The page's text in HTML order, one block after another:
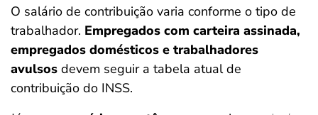
O salário de contribuição varia conforme o tipo de
trabalhador. Empregados com carteira assinada,
empregados domésticos e trabalhadores
avulsos devem seguir a tabela atual de
contribuição do INSS.